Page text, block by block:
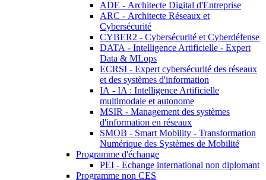
ADE - Architecte Digital d'Entreprise
ARC - Architecte Réseaux et
Cybersécurité
CYBER2 - Cybersécurité et Cyberdéfense
DATA - Intelligence Artificielle - Expert
Data & MLops
ECRSI - Expert cybersécurité des réseaux
et des systèmes d'information
IA - IA : Intelligence Artificielle
multimodale et autonome
MSIR - Management des systèmes
d'information en réseaux
SMOB - Smart Mobility - Transformation
Numérique des Systèmes de Mobilité
Programme d'échange
PEI - Echange international non diplomant
Programme non CES